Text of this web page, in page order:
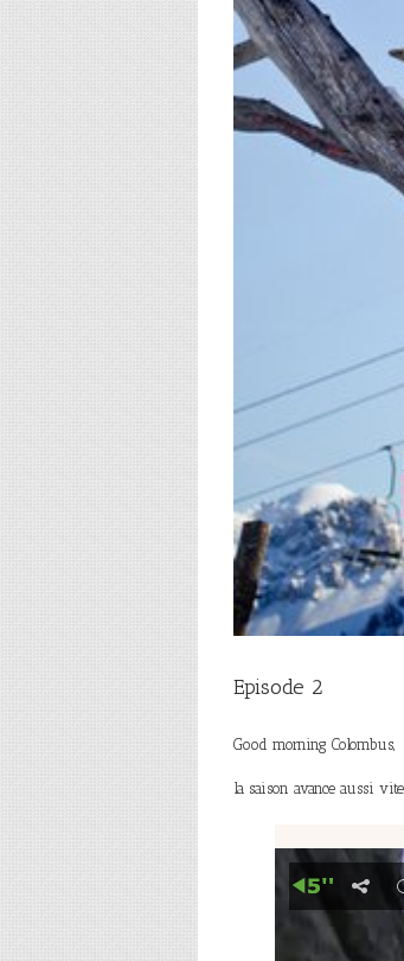
Episode 2
Good morning Colombus,
la saison avance aussi